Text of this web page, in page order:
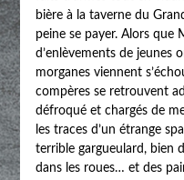
bière à la taverne du
peine se payer. Alors que
d’enlèvements de jeunes
morganes viennent
compères se retrouvent
défroqué et chargés de
les traces d’un étrange
terrible gargueulard, bien
dans les roues… et des